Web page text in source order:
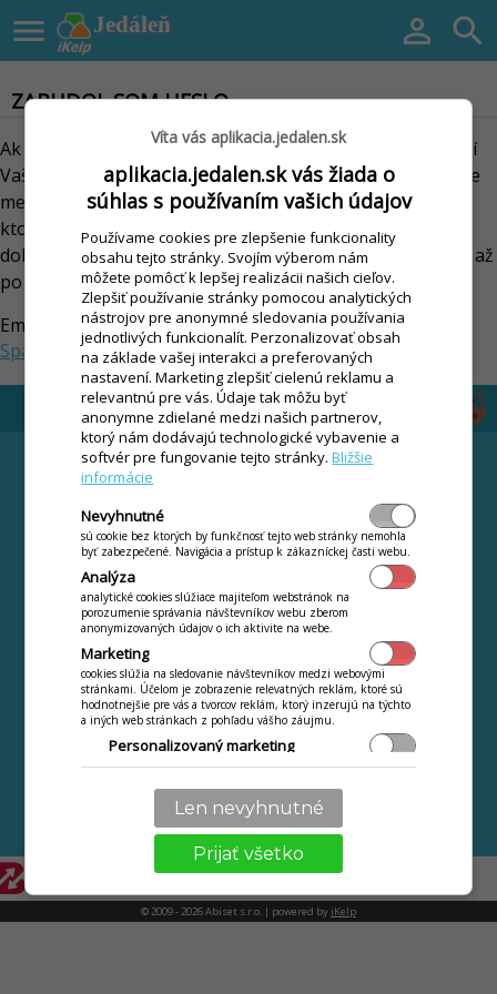
Jedáleň
  
ZABUDOL SOM HESLO
Ak ste zabudli Vaše prístupové heslo nezúfajte. Po zadaní
Vašej emailovej adresy (ktorú používate ako prihlasovacie
meno) Vám bude automaticky zaslaná emailová správa,
ktorá bude obsahovať nové prístupové heslo a odkaz na
dokončenie zmeny hesla. Heslo bude skutočne zmenené až
po kliknutí na tento odkaz v emailovej správe.
Email
Zaslať žiadosť
Späť
FUNKCIE
Čipový systém
Stravný list
Výkaz stravovaných
osôb
Obratová súpiska
Webová jedáleň
Jedálny lístok na
Internete ZDARMA
STIAHNUŤ
VIAC
Návody
ONLINE videokurz
Najčastejšie kladené
otazky
Novinky a zmeny
Kontakt
Ochrana osobných
údajov
Víta vás aplikacia.jedalen.sk
aplikacia.jedalen.sk vás žiada o
súhlas s používaním vašich údajov
Používame cookies pre zlepšenie funkcionality
obsahu tejto stránky. Svojím výberom nám
môžete pomôcť k lepšej realizácii našich cieľov.
Zlepšiť používanie stránky pomocou analytických
nástrojov pre anonymné sledovania používania
jednotlivých funkcionalít. Perzonalizovať obsah
na základe vašej interakci a preferovaných
nastavení. Marketing zlepšiť cielenú reklamu a
relevantnú pre vás. Údaje tak môžu byť
anonymne zdielané medzi našich partnerov,
ktorý nám dodávajú technologické vybavenie a
softvér pre fungovanie tejto stránky.Bližšie
informácie
Nevyhnutné
sú cookie bez ktorých by funkčnosť tejto web stránky nemohla
byť zabezpečené. Navigácia a prístup k zákazníckej časti webu.
Analýza
analytické cookies slúžiace majiteľom webstránok na
porozumenie správania návštevníkov webu zberom
anonymizovaných údajov o ich aktivite na webe.
Marketing
cookies slúžia na sledovanie návštevníkov medzi webovými
stránkami. Účelom je zobrazenie relevatných reklám, ktoré sú
hodnotnejšie pre vás a tvorcov reklám, ktorý inzerujú na týchto
a iných web stránkach z pohľadu vášho záujmu.
Personalizovaný marketing
používanie služieb a nastavení len pre vás, ako jazyk,
komunikácia textová s obchodníkom, technikom.
Len nevyhnutné
Prijať všetko
© 2009 - 2026 Abiset s.r.o. | powered by iKelp